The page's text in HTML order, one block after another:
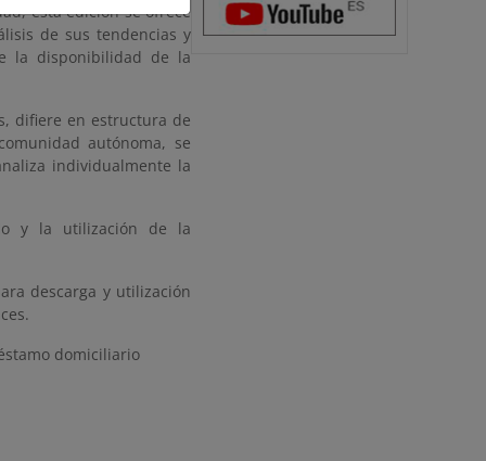
esta edición se ofrece
de sus tendencias y
la disponibilidad de la
difiere en estructura de
autónoma, se
individualmente la
y la utilización de la
descarga y utilización
domiciliario